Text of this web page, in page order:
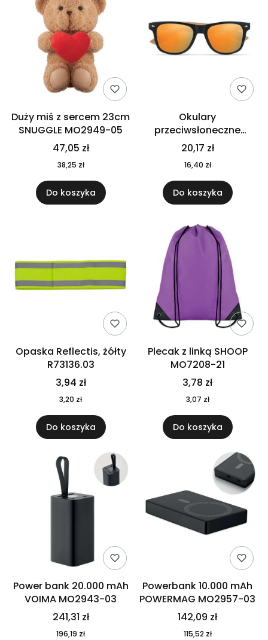
Duży miś z sercem 23cm
SNUGGLE MO2949-05
47,05 zł
38,25 zł
Do koszyka
Okulary
przeciwsłoneczne
CALIFORNIA TOUCH
MO9617-10
20,17 zł
16,40 zł
Do koszyka
Opaska Reflectis, żółty
R73136.03
3,94 zł
3,20 zł
Do koszyka
Plecak z linką SHOOP
MO7208-21
3,78 zł
3,07 zł
Do koszyka
Power bank 20.000 mAh
VOIMA MO2943-03
241,31 zł
196,19 zł
Powerbank 10.000 mAh
POWERMAG MO2957-03
142,09 zł
115,52 zł